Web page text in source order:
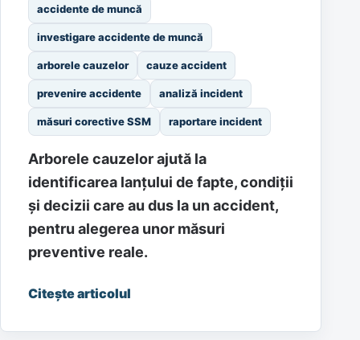
accidente de muncă
investigare accidente de muncă
arborele cauzelor cauze accident
prevenire accidente analiză incident
măsuri corective SSM raportare incident
Arborele cauzelor ajută la
identificarea lanțului de fapte, condiții
și decizii care au dus la un accident,
pentru alegerea unor măsuri
preventive reale.
Citește articolul